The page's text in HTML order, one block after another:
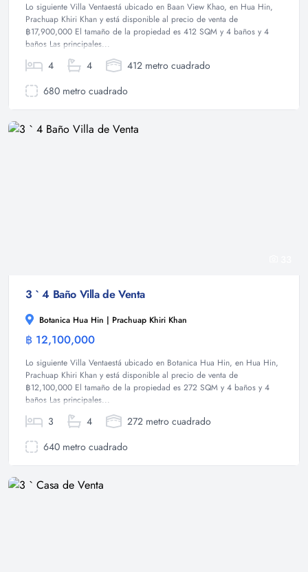
Lo siguiente Villa Ventaestá ubicado en Baan View Khao, en Hua Hin,
Prachuap Khiri Khan y está disponible al precio de venta de
฿17,900,000 El tamaño de la propiedad es 412 SQM y 4 baños y 4
baños Las principales...
4 4
412 metro cuadrado
680 metro cuadrado
3 ` 4 Baño Villa de Venta
Botanica Hua Hin | Prachuap Khiri Khan
฿ 12,100,000
Lo siguiente Villa Ventaestá ubicado en Botanica Hua Hin, en Hua Hin,
Prachuap Khiri Khan y está disponible al precio de venta de
฿12,100,000 El tamaño de la propiedad es 272 SQM y 4 baños y 4
baños Las principales...
3 4
272 metro cuadrado
640 metro cuadrado